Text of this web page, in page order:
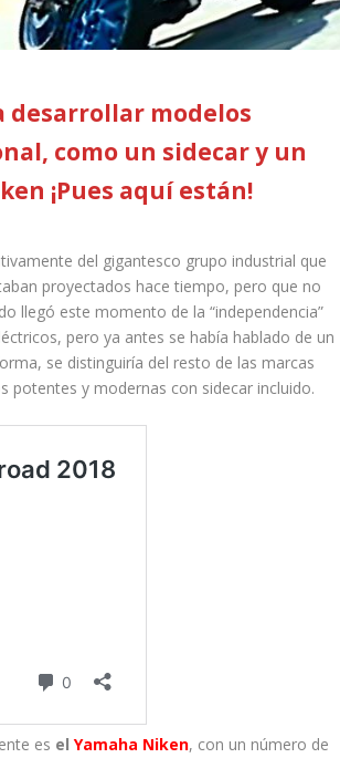
desarrollar modelos
como un sidecar y un
¡Pues aquí están!
del gigantesco grupo industrial que
proyectados hace tiempo, pero que no
llegó este momento de la “independencia”
pero ya antes se había hablado de un
se distinguiría del resto de las marcas
potentes y modernas con sidecar incluido.
es elYamaha Niken, con un número de